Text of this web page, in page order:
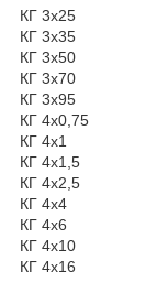
КГ 3х25
КГ 3х35
КГ 3х50
КГ 3х70
КГ 3х95
КГ 4х0,75
КГ 4х1
КГ 4х1,5
КГ 4х2,5
КГ 4х4
КГ 4х6
КГ 4х10
КГ 4х16